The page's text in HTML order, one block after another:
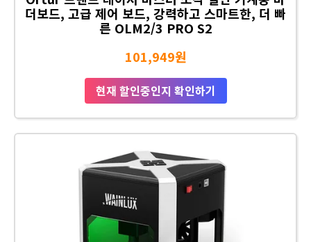
더보드, 고급 제어 보드, 강력하고 스마트한, 더 빠
른 OLM2/3 PRO S2
101,949원
현재 할인중인지 확인하기